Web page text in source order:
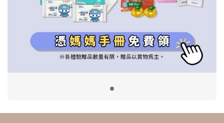
信誼基金會
2022信誼年度報告
2023信誼年度報告
2024信誼年度報告
附設幼兒園
小袋鼠幼師網